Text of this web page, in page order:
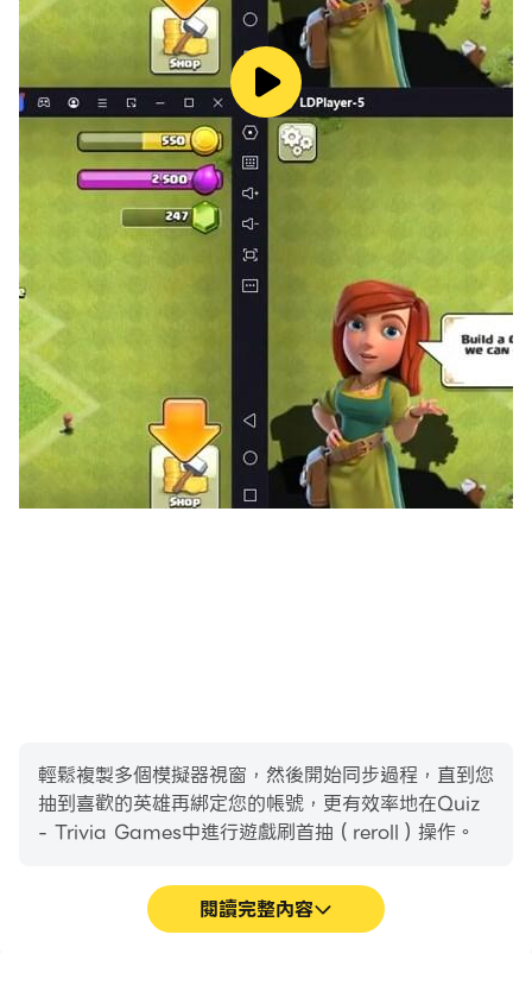
輕鬆複製多個模擬器視窗，然後開始同步過程，直到您
抽到喜歡的英雄再綁定您的帳號，更有效率地在Quiz
- Trivia Games中進行遊戲刷首抽（reroll）操作。
閱讀完整內容